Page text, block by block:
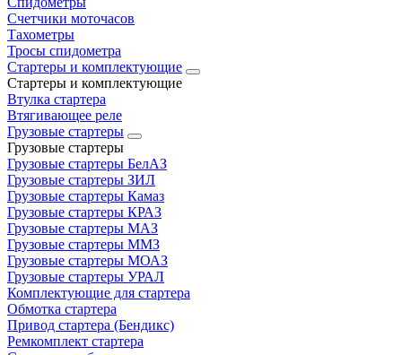
Счетчики моточасов
Тахометры
Тросы спидометра
Стартеры и комплектующие
Стартеры и комплектующие
Втулка стартера
Втягивающее реле
Грузовые стартеры
Грузовые стартеры
Грузовые стартеры БелАЗ
Грузовые стартеры ЗИЛ
Грузовые стартеры Камаз
Грузовые стартеры КРАЗ
Грузовые стартеры МАЗ
Грузовые стартеры ММЗ
Грузовые стартеры МОАЗ
Грузовые стартеры УРАЛ
Комплектующие для стартера
Обмотка стартера
Привод стартера (Бендикс)
Ремкомплект стартера